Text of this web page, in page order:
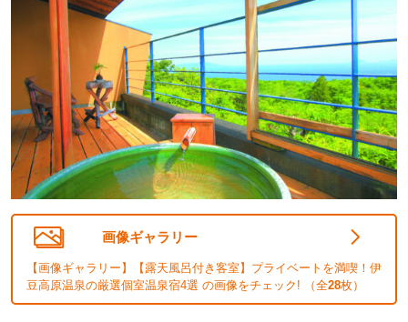
画像ギャラリー
【画像ギャラリー】【露天風呂付き客室】プライベートを満喫！伊
豆高原温泉の厳選個室温泉宿4選 の画像をチェック! （全28枚）